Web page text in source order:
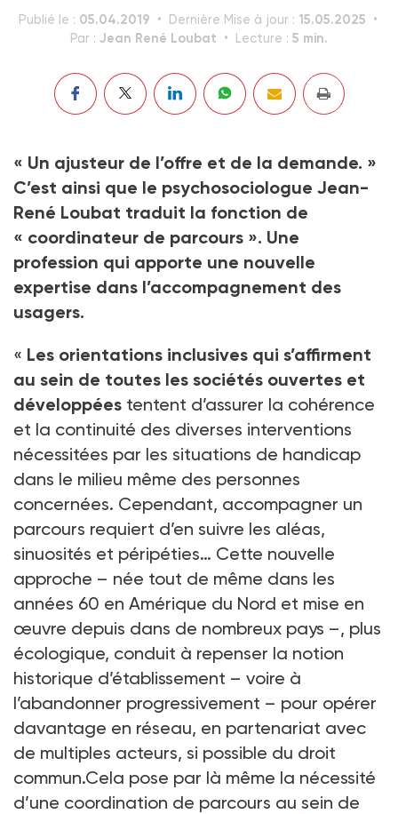
Publié le : 05.04.2019 Dernière Mise à jour : 15.05.2025
Par : Jean René Loubat Lecture : 5 min.
« Un ajusteur de l’offre et de la demande. »
C’est ainsi que le psychosociologue Jean-
René Loubat traduit la fonction de
« coordinateur de parcours ». Une
profession qui apporte une nouvelle
expertise dans l’accompagnement des
usagers.
« Les orientations inclusives qui s’affirment
au sein de toutes les sociétés ouvertes et
développées tentent d’assurer la cohérence
et la continuité des diverses interventions
nécessitées par les situations de handicap
dans le milieu même des personnes
concernées. Cependant, accompagner un
parcours requiert d’en suivre les aléas,
sinuosités et péripéties… Cette nouvelle
approche – née tout de même dans les
années 60 en Amérique du Nord et mise en
œuvre depuis dans de nombreux pays –, plus
écologique, conduit à repenser la notion
historique d’établissement – voire à
l’abandonner progressivement – pour opérer
davantage en réseau, en partenariat avec
de multiples acteurs, si possible du droit
commun.Cela pose par là même la nécessité
d’une coordination de parcours au sein de